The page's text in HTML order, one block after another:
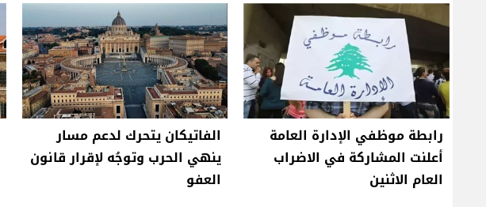
رابطة موظفي الإدارة العامة
أعلنت المشاركة في الاضراب
العام الاثنين
الفاتيكان يتحرك لدعم مسار
ينهي الحرب وتوجُه لإقرار قانون
العفو